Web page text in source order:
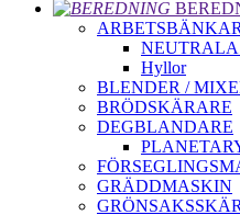
ARBETSBÄNKAR
NEUTRALA
Hyllor
BLENDER /
BRÖDSKÄRARE
DEGBLANDARE
GRÄDDMASKIN